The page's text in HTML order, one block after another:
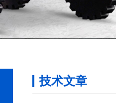
技术文章